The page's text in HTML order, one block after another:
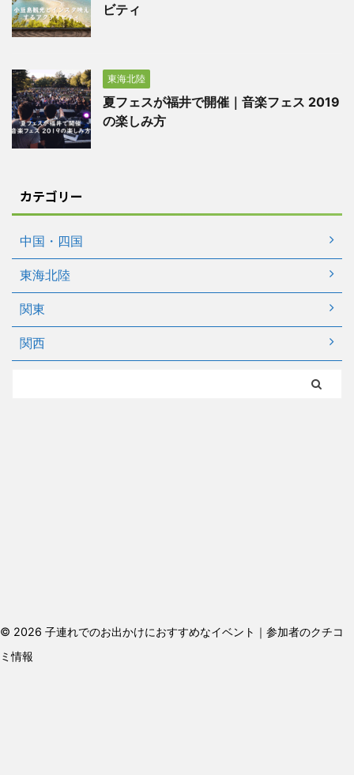
ビティ
東海北陸
夏フェスが福井で開催｜音楽フェス 2019
の楽しみ方
カテゴリー
中国・四国
東海北陸
関東
関西
© 2026 子連れでのお出かけにおすすめなイベント｜参加者のクチコ
ミ情報